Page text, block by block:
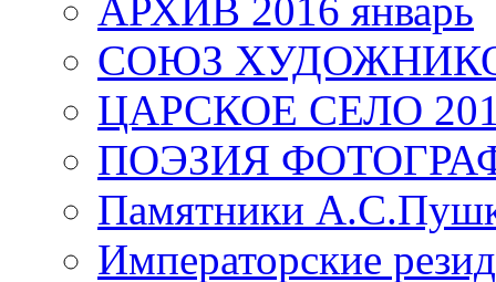
АРХИВ 2016 январь
СОЮЗ
ЦАРСКОЕ СЕЛО
ПОЭЗИЯ
Памятники
Императорские